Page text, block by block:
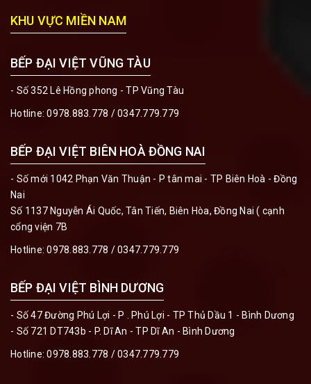
KHU VỰC MIỀN NAM
BẾP ĐẠI VIỆT VŨNG TÀU
- Số 352 Lê Hồng phong - TP Vũng Tàu
Hotline:0978.883.778 / 0347.779.779
BẾP ĐẠI VIỆT BIÊN HOÀ ĐỒNG NAI
- Số mới 1042 Phạn Văn Thuận - P tân mai - TP Biên Hoà - Đồng
Nai
Số 1137 Nguyễn Ái Quốc, Tân Tiến, Biên Hòa, Đồng Nai ( cạnh
cổng viện 7B
Hotline:0978.883.778 / 0347.779.779
BẾP ĐẠI VIỆT BÌNH DƯƠNG
- Số 47 Đường Phú Lợi - P . Phú Lợi - TP Thủ Dầu 1 - Bình Dương
- Số 721 DT743b - P. Dĩ An - TP Dĩ An - Bình Dương
Hotline:0978.883.778 / 0347.779.779